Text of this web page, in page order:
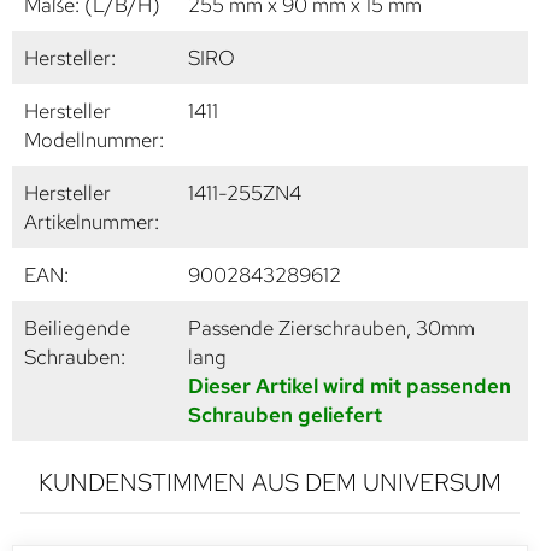
Hersteller:
SIRO
Hersteller
Modellnummer:
1411
Hersteller
Artikelnummer:
1411-255ZN4
EAN:
9002843289612
Beiliegende
Schrauben:
Passende Zierschrauben, 30mm
lang
Dieser Artikel wird mit passenden
Schrauben geliefert
KUNDENSTIMMEN AUS DEM UNIVERSUM